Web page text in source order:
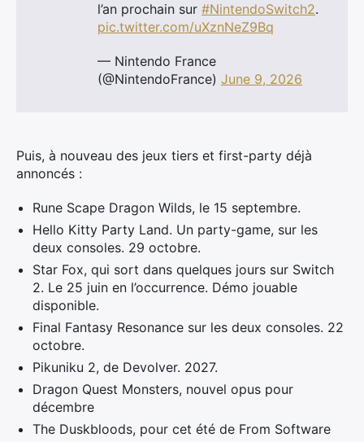
l’an prochain sur #NintendoSwitch2.
pic.twitter.com/uXznNeZ9Bq
— Nintendo France
(@NintendoFrance) June 9, 2026
Puis, à nouveau des jeux tiers et first-party déjà
annoncés :
Rune Scape Dragon Wilds, le 15 septembre.
Hello Kitty Party Land. Un party-game, sur les
deux consoles. 29 octobre.
Star Fox, qui sort dans quelques jours sur Switch
2. Le 25 juin en l’occurrence. Démo jouable
disponible.
Final Fantasy Resonance sur les deux consoles. 22
octobre.
Pikuniku 2, de Devolver. 2027.
Dragon Quest Monsters, nouvel opus pour
décembre
The Duskbloods, pour cet été de From Software